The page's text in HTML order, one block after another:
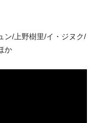
ン/上野樹里/イ・ジヌク/
か